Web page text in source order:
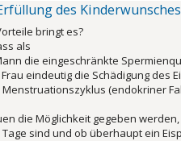
des Kinderwunsches
bringt es?
als
die eingeschränkte
eindeutig die Schädigung des
(endokriner
die Möglichkeit gegeben werden,
sind und ob überhaupt ein